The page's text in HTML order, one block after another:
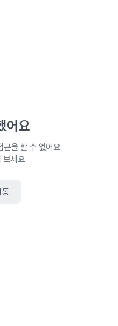
어요
근을 할 수 없어요.
보세요.
동